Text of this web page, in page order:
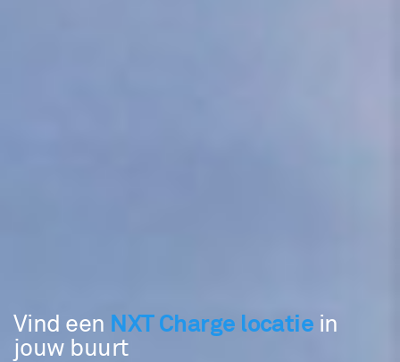
Vind een NXT Charge locatie in
jouw buurt